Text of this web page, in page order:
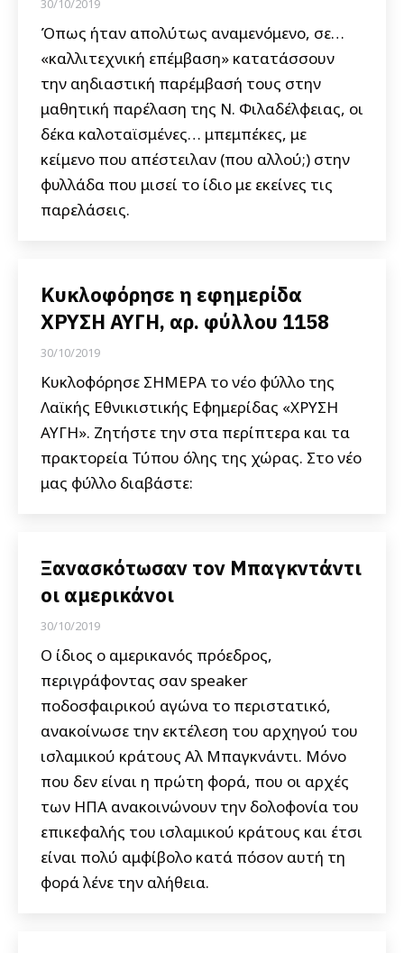
30/10/2019
Όπως ήταν απολύτως αναμενόμενο, σε…
«καλλιτεχνική επέμβαση» κατατάσσουν
την αηδιαστική παρέμβασή τους στην
μαθητική παρέλαση της Ν. Φιλαδέλφειας, οι
δέκα καλοταϊσμένες… μπεμπέκες, με
κείμενο που απέστειλαν (που αλλού;) στην
φυλλάδα που μισεί το ίδιο με εκείνες τις
παρελάσεις.
Κυκλοφόρησε η εφημερίδα
ΧΡΥΣΗ ΑΥΓΗ, αρ. φύλλου 1158
30/10/2019
Κυκλοφόρησε ΣΗΜΕΡΑ το νέο φύλλο της
Λαϊκής Εθνικιστικής Εφημερίδας «ΧΡΥΣΗ
ΑΥΓΗ». Ζητήστε την στα περίπτερα και τα
πρακτορεία Τύπου όλης της χώρας. Στο νέο
μας φύλλο διαβάστε:
Ξανασκότωσαν τον Μπαγκντάντι
οι αμερικάνοι
30/10/2019
Ο ίδιος ο αμερικανός πρόεδρος,
περιγράφοντας σαν speaker
ποδοσφαιρικού αγώνα το περιστατικό,
ανακοίνωσε την εκτέλεση του αρχηγού του
ισλαμικού κράτους Αλ Μπαγκνάντι. Μόνο
που δεν είναι η πρώτη φορά, που οι αρχές
των ΗΠΑ ανακοινώνουν την δολοφονία του
επικεφαλής του ισλαμικού κράτους και έτσι
είναι πολύ αμφίβολο κατά πόσον αυτή τη
φορά λένε την αλήθεια.